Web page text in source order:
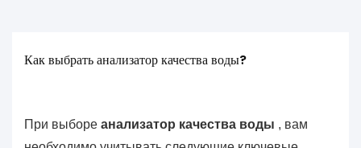
Как выбрать анализатор качества воды?
При выборе анализатор качества воды , вам